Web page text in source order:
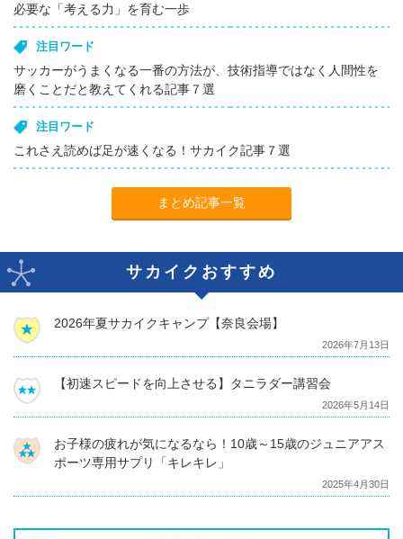
必要な「考える力」を育む一歩
注目ワード
サッカーがうまくなる一番の方法が、技術指導ではなく人間性を
磨くことだと教えてくれる記事７選
注目ワード
これさえ読めば足が速くなる！サカイク記事７選
まとめ記事一覧
サカイクおすすめ
2026年夏サカイクキャンプ【奈良会場】
2026年7月13日
【初速スピードを向上させる】タニラダー講習会
2026年5月14日
お子様の疲れが気になるなら！10歳～15歳のジュニアアス
ポーツ専用サプリ「キレキレ」
2025年4月30日